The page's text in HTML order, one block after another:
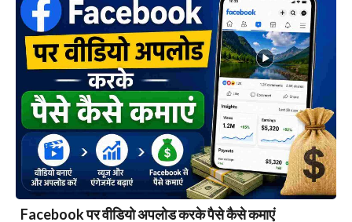
Facebook पर वीडियो अपलोड करके पैसे कैसे कमाएं